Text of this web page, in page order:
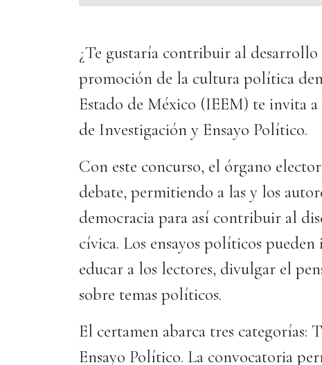
¿Te gustaría contribuir al
promoción de la cultura política
Estado de México (IEEM) te invita
de Investigación y Ensayo Político.
Con este concurso, el órgano
debate, permitiendo a las y los
democracia para así contribuir al
cívica. Los ensayos políticos
educar a los lectores, divulgar el
sobre temas políticos.
El certamen abarca tres categorías:
Ensayo Político. La convocatoria